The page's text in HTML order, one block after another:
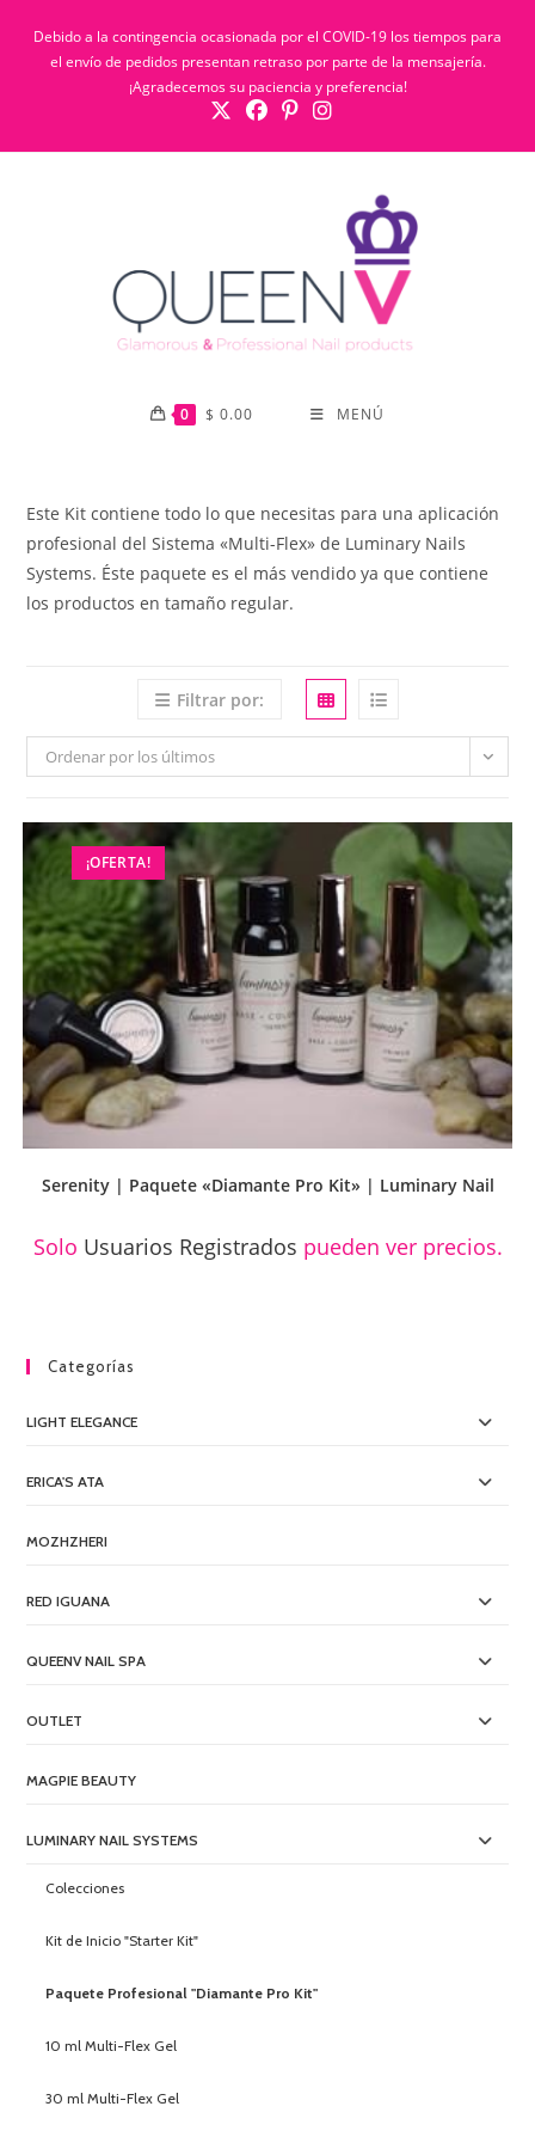
contenido
Debido a la contingencia ocasionada por el COVID-19 los tiempos para
el envío de pedidos presentan retraso por parte de la mensajería.
¡Agradecemos su paciencia y preferencia!
0 $ 0.00 MENÚ
Este Kit contiene todo lo que necesitas para una aplicación
profesional del Sistema «Multi-Flex» de Luminary Nails
Systems. Éste paquete es el más vendido ya que contiene
los productos en tamaño regular.
Filtrar por:
Ordenar por los últimos
¡OFERTA!
Serenity | Paquete «Diamante Pro Kit» | Luminary Nail
Solo Usuarios Registrados pueden ver precios.
Categorías
LIGHT ELEGANCE
ERICA'S ATA
MOZHZHERI
RED IGUANA
QUEENV NAIL SPA
OUTLET
MAGPIE BEAUTY
LUMINARY NAIL SYSTEMS
Colecciones
Kit de Inicio "Starter Kit"
Paquete Profesional "Diamante Pro Kit"
10 ml Multi-Flex Gel
30 ml Multi-Flex Gel